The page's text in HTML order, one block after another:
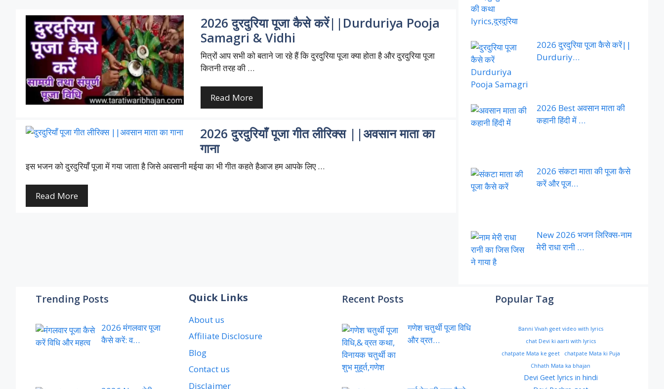
2026 दुरदुरिया पूजा कैसे करें||Durduriya Pooja
Samagri & Vidhi
मित्रों आप सभी को बताने जा रहे हैं कि दुरदुरिया पूजा क्या होता है और दुरदुरिया पूजा
कितनी तरह की …
Read More
2026 दुरदुरियाँ पूजा गीत लीरिक्स ||अवसान माता का
गाना
इस भजन को दुरदुरियाँ पूजा में गया जाता है जिसे अवसानी मईया का भी गीत कहते हैआज हम आपके लिए …
Read More
2026 दुरदुरिया पूजा कैसे करें||
Durduriy…
2026 Best अवसान माता की
कहानी हिंदी में …
2026 संकटा माता की पूजा कैसे
करें और पूज…
New 2026 भजन लिरिक्स-नाम
मेरी राधा रानी …
Trending Posts
2026 मंगलवार पूजा
कैसे करें: व…
Quick Links
About us
Affiliate Disclosure
Blog
Contact us
Disclaimer
Recent Posts
गणेश चतुर्थी पूजा विधि
और व्रत…
Popular Tag
Banni Vivah geet video with lyrics
chat Devi ki aarti with lyrics
chatpate Mata ke geet
chatpate Mata ki Puja
Chhath Mata ka bhajan
Devi Geet lyrics in hindi